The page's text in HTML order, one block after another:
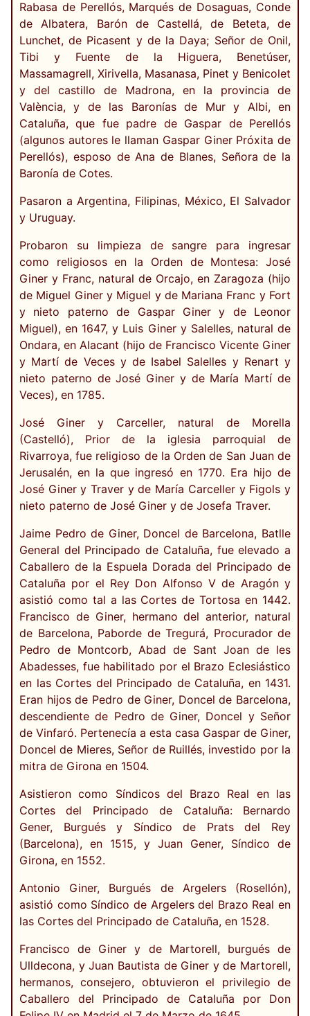
Rabasa de Perellós, Marqués de Dosaguas, Conde
de Albatera, Barón de Castellá, de Beteta, de
Lunchet, de Picasent y de la Daya; Señor de Onil,
Tibi y Fuente de la Higuera, Benetúser,
Massamagrell, Xirivella, Masanasa, Pinet y Benicolet
y del castillo de Madrona, en la provincia de
València, y de las Baronías de Mur y Albi, en
Cataluña, que fue padre de Gaspar de Perellós
(algunos autores le llaman Gaspar Giner Próxita de
Perellós), esposo de Ana de Blanes, Señora de la
Baronía de Cotes.
Pasaron a Argentina, Filipinas, México, El Salvador
y Uruguay.
Probaron su limpieza de sangre para ingresar
como religiosos en la Orden de Montesa: José
Giner y Franc, natural de Orcajo, en Zaragoza (hijo
de Miguel Giner y Miguel y de Mariana Franc y Fort
y nieto paterno de Gaspar Giner y de Leonor
Miguel), en 1647, y Luis Giner y Salelles, natural de
Ondara, en Alacant (hijo de Francisco Vicente Giner
y Martí de Veces y de Isabel Salelles y Renart y
nieto paterno de José Giner y de María Martí de
Veces), en 1785.
José Giner y Carceller, natural de Morella
(Castelló), Prior de la iglesia parroquial de
Rivarroya, fue religioso de la Orden de San Juan de
Jerusalén, en la que ingresó en 1770. Era hijo de
José Giner y Traver y de María Carceller y Figols y
nieto paterno de José Giner y de Josefa Traver.
Jaime Pedro de Giner, Doncel de Barcelona, Batlle
General del Principado de Cataluña, fue elevado a
Caballero de la Espuela Dorada del Principado de
Cataluña por el Rey Don Alfonso V de Aragón y
asistió como tal a las Cortes de Tortosa en 1442.
Francisco de Giner, hermano del anterior, natural
de Barcelona, Paborde de Tregurá, Procurador de
Pedro de Montcorb, Abad de Sant Joan de les
Abadesses, fue habilitado por el Brazo Eclesiástico
en las Cortes del Principado de Cataluña, en 1431.
Eran hijos de Pedro de Giner, Doncel de Barcelona,
descendiente de Pedro de Giner, Doncel y Señor
de Vinfaró. Pertenecía a esta casa Gaspar de Giner,
Doncel de Mieres, Señor de Ruillés, investido por la
mitra de Girona en 1504.
Asistieron como Síndicos del Brazo Real en las
Cortes del Principado de Cataluña: Bernardo
Gener, Burgués y Síndico de Prats del Rey
(Barcelona), en 1515, y Juan Gener, Síndico de
Girona, en 1552.
Antonio Giner, Burgués de Argelers (Rosellón),
asistió como Síndico de Argelers del Brazo Real en
las Cortes del Principado de Cataluña, en 1528.
Francisco de Giner y de Martorell, burgués de
Ulldecona, y Juan Bautista de Giner y de Martorell,
hermanos, consejero, obtuvieron el privilegio de
Caballero del Principado de Cataluña por Don